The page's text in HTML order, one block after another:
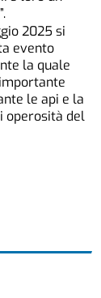
2025 si
evento
la quale
le api e la
operosità del